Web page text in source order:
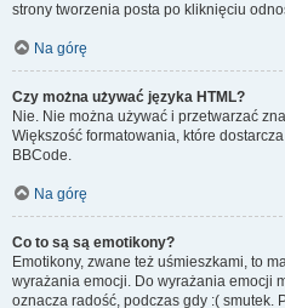
strony tworzenia posta po kliknięciu
Na górę
Czy można używać języka HTML?
Nie. Nie można używać i przetwarzać
Większość formatowania, które
BBCode.
Na górę
Co to są są emotikony?
Emotikony, zwane też uśmieszkami, to
wyrażania emocji. Do wyrażania emocji
oznacza radość, podczas gdy :( smutek.